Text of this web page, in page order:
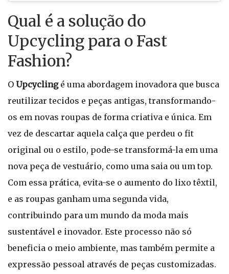
Qual é a solução do
Upcycling para o Fast
Fashion?
O Upcyclingé uma abordagem inovadora que busca
reutilizar tecidos e peças antigas, transformando-
os em novas roupas de forma criativa e única. Em
vez de descartar aquela calça que perdeu o fit
original ou o estilo, pode-se transformá-la em uma
nova peça de vestuário, como uma saia ou um top.
Com essa prática, evita-se o aumento do lixo têxtil,
e as roupas ganham uma segunda vida,
contribuindo para um mundo da moda mais
sustentável e inovador. Este processo não só
beneficia o meio ambiente, mas também permite a
expressão pessoal através de peças customizadas.